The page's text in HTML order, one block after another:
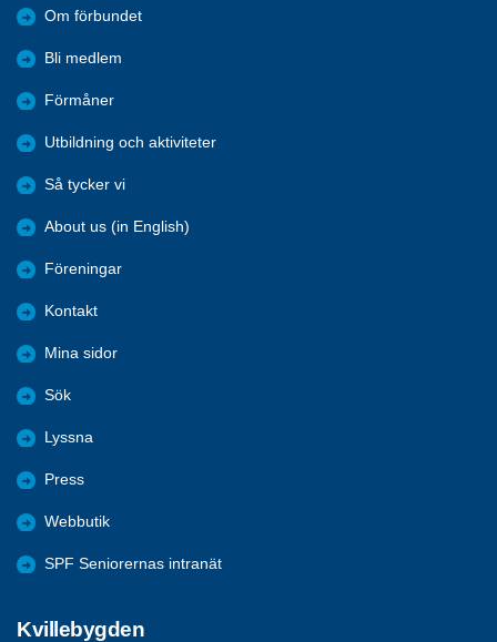
Om förbundet
Bli medlem
Förmåner
Utbildning och aktiviteter
Så tycker vi
About us (in English)
Föreningar
Kontakt
Mina sidor
Sök
Lyssna
Press
Webbutik
SPF Seniorernas intranät
Kvillebygden